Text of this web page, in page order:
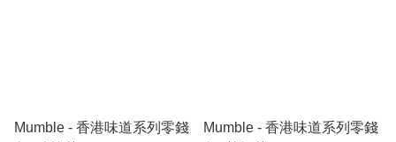
Mumble - 香港味道系列零錢
Mumble - 香港味道系列零錢